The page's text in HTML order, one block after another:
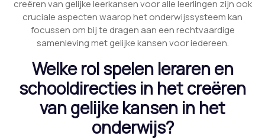
creëren van gelijke leerkansen voor alle leerlingen zijn ook
cruciale aspecten waarop het onderwijssysteem kan
focussen om bij te dragen aan een rechtvaardige
samenleving met gelijke kansen voor iedereen.
Welke rol spelen leraren en
schooldirecties in het creëren
van gelijke kansen in het
onderwijs?